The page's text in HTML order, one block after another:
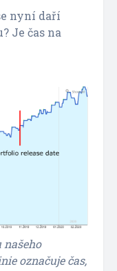
nyní daří
Je čas na
označuje čas,